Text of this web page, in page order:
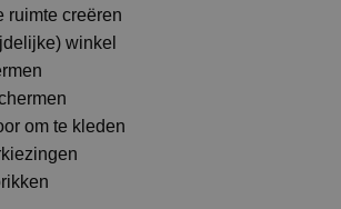
ruimte creëren
winkel
om te kleden